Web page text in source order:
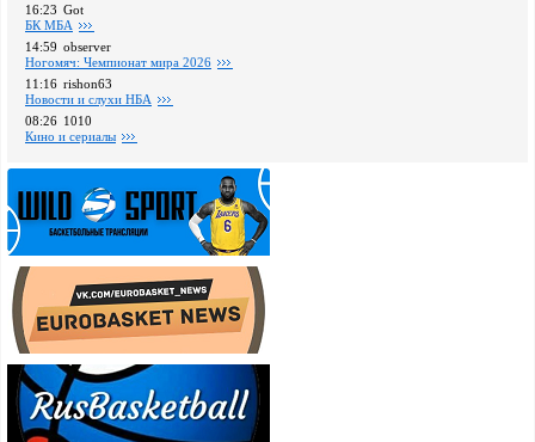
16:23 Got
БК МБА
14:59 observer
Ногомяч: Чемпионат мира 2026
11:16 rishon63
Новости и слухи НБА
08:26 1010
Кино и сериалы